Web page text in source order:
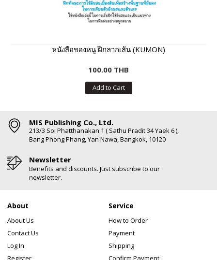
หนังสือของหนู ฝึกลากเส้น (KUMON)
100.00 THB
Add to Cart
MIS Publishing Co., Ltd.
213/3 Soi Phatthanakan 1 ( Sathu Pradit 34 Yaek 6 ),
Bang Phong Phang, Yan Nawa, Bangkok, 10120
Newsletter
Benefits and discounts. Just subscribe to our
newsletter.
About
About Us
Contact Us
Log In
Register
Service
How to Order
Payment
Shipping
Confirm Payment